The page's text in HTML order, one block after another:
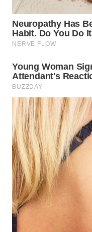
KALTIM
WN
WN
GORONTALO
WN
SULUT
WN
MALUKU
WN
MALUT